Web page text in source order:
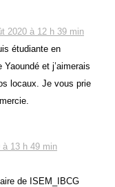
2020 à 12 h 39 min
étudiante en
et j’aimerais
locaux. Je vous prie
à 13 h 49 min
de ISEM_IBCG